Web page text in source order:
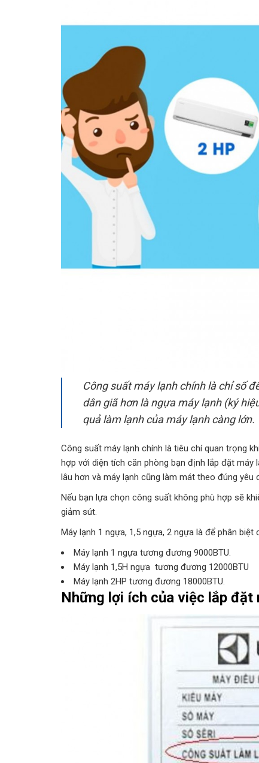
Công suất máy lạnh chính là chỉ số
dân giã hơn là ngựa máy lạnh (ký
quả làm lạnh của máy lạnh càng lớn.
Công suất máy lạnh chính là tiêu chí quan trọng
hợp với diện tích căn phòng bạn định lắp đặt
lâu hơn và máy lạnh cũng làm mát theo đúng yêu
Nếu bạn lựa chọn công suất không phù hợp sẽ
giảm sút.
Máy lạnh 1 ngựa, 1,5 ngựa, 2 ngựa là để phân
Máy lạnh 1 ngựa tương đương 9000BTU.
Máy lạnh 1,5H ngựa tương đương 12000BTU
Máy lạnh 2HP tương đương 18000BTU.
Những lợi ích của việc lắp đặt